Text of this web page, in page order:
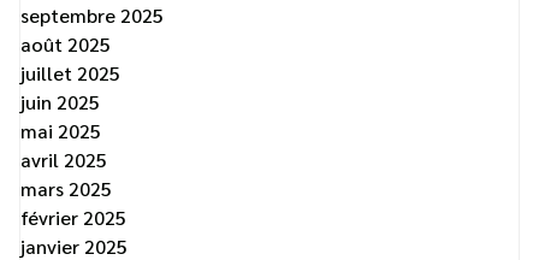
septembre 2025
août 2025
juillet 2025
juin 2025
mai 2025
avril 2025
mars 2025
février 2025
janvier 2025